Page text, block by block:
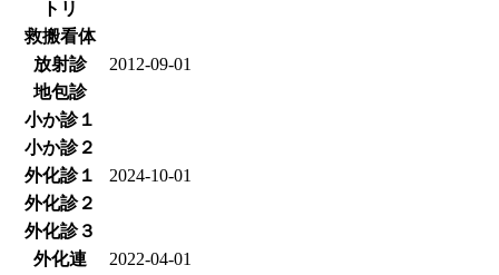
トリ
救搬看体
放射診
2012-09-01
地包診
小か診１
小か診２
外化診１
2024-10-01
外化診２
外化診３
外化連
2022-04-01